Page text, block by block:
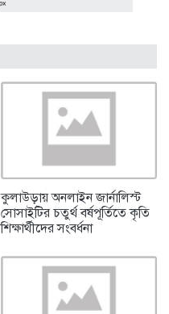
কুলাউড়ায় অনলাইন জার্নালিস্ট
সোসাইটির চতুর্থ বর্ষপূর্তিতে কৃতি
শিক্ষার্থীদের সংবর্ধনা